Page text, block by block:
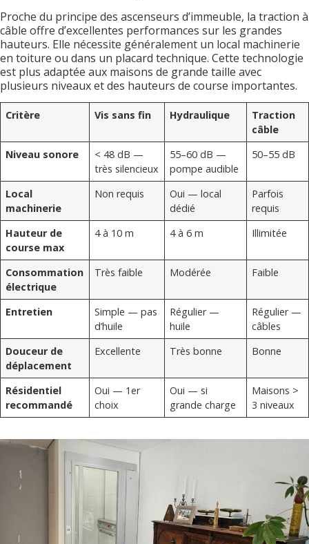
Proche du principe des ascenseurs d’immeuble, la traction à
câble offre d’excellentes performances sur les grandes
hauteurs. Elle nécessite généralement un local machinerie
en toiture ou dans un placard technique. Cette technologie
est plus adaptée aux maisons de grande taille avec
plusieurs niveaux et des hauteurs de course importantes.
Critère Vis sans fin Hydraulique
Traction
câble
Niveau sonore
< 48 dB —
très silencieux
55–60 dB —
pompe audible
50–55 dB
Local
machinerie
Non requis
Oui — local
dédié
Parfois
requis
Hauteur de
course max
4 à 10 m 4 à 6 m Illimitée
Consommation
électrique
Très faible Modérée Faible
Entretien
Simple — pas
d’huile
Régulier —
huile
Régulier —
câbles
Douceur de
déplacement
Excellente Très bonne Bonne
Résidentiel
recommandé
Oui — 1er
choix
Oui — si
grande charge
Maisons >
3 niveaux